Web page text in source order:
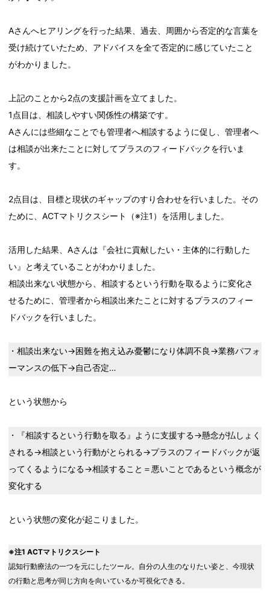
Aさんへヒアリングを行った結果、過去、周囲から否定的な言葉を
受け続けていたため、アドバイスを全て否定的に感じていたこと
がわかりました。
上記のことから2点の支援計画を立てました。
1点目は、相談しやすい関係性の構築です。
Aさんには些細なことでも管理者へ相談するように促し、管理者へ
は相談が出来たことに対してプラスのフィードバックを行いま
す。
2点目は、目標と現状のギャップのすり合わせを行いました。その
ために、ACTマトリクスシート（※注1）を活用しました。
活用した結果、Aさんは『会社に貢献したい・主体的に行動した
い』と考えていることがわかりました。
相談出来ない状態から、相談するという行動を取るように変化さ
せるために、管理者から相談出来たことに対するプラスのフィー
ドバックを行いました。
・相談出来ない→困難を抱え込み憂鬱になり体調不良→業務パフォ
ーマンスの低下→自己否定…
という状態から
・『相談するという行動を取る』ように支援する→懸念が払しょく
される→相談という行動がとられる→プラスのフィードバックが返
ってくるようになる→相談すること＝悪いことであるという概念が
変化する
という状態の変化が起こりました。
※注1 ACTマトリクスシート
認知行動療法の一つを元にしたツール。自分の人生のなりたい姿と、今現状
の行動と思考が同じ方向を向いているか可視化できる。